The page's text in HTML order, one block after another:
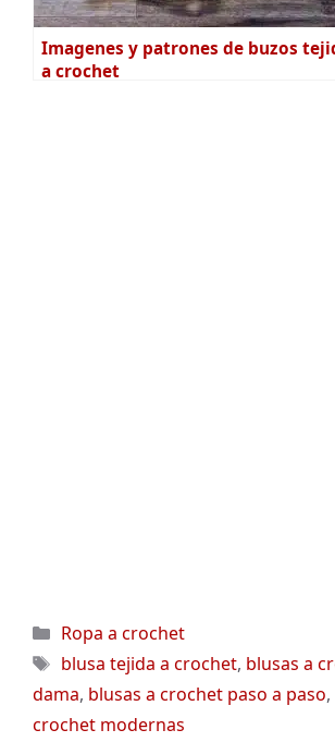
Imagenes y patrones de buzos
a crochet
Categorías
Ropa a crochet
Etiquetas
blusa tejida a crochet, blusas a
dama, blusas a crochet paso a paso,
crochet modernas